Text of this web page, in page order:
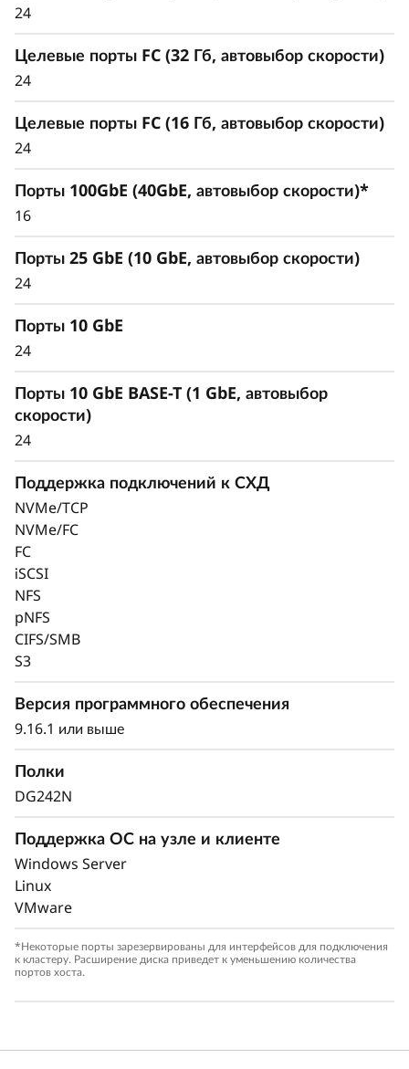
Обеспечьте доступность и безопасность
Безопасность данных — приоритет любой
организации. Защитите ценные данные от
также внутренних угроз. Система помогает
сохранить доступность данных, устраняет
перебои и быстро восстанавливается после
неисправностей.
Непрерывное шифрование и автономное
реального времени, улучшенное встроенными
моделями машинного обучения, защищает
24
Целевые порты FC (32 Гб, автовыбор скорости)
24
Целевые порты FC (16 Гб, автовыбор скорости)
24
Порты 100GbE (40GbE, автовыбор скорости)*
16
Порты 25 GbE (10 GbE, автовыбор скорости)
24
Порты 10 GbE
24
Порты 10 GbE BASE-T (1 GbE, автовыбор
скорости)
24
Поддержка подключений к СХД
NVMe/TCP
NVMe/FC
FC
iSCSI
NFS
pNFS
CIFS/SMB
S3
Версия программного обеспечения
9.16.1 или выше
Полки
DG242N
Поддержка ОС на узле и клиенте
Windows Server
Linux
VMware
*Некоторые порты зарезервированы для интерфейсов для подключения
к кластеру. Расширение диска приведет к уменьшению количества
портов хоста.